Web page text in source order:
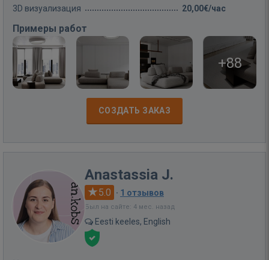
3D визуализация 20,00€/час
Примеры работ
+88
СОЗДАТЬ ЗАКАЗ
Anastassia J.
5.0 · 1 отзывов
Был на сайте: 4 мес. назад
Eesti keeles, English